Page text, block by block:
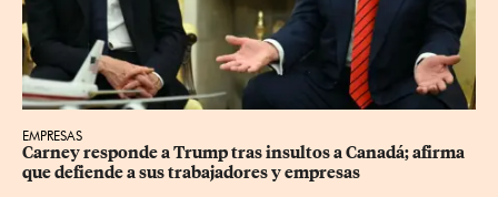
EMPRESAS
Carney responde a Trump tras insultos a Canadá; afirma
que defiende a sus trabajadores y empresas